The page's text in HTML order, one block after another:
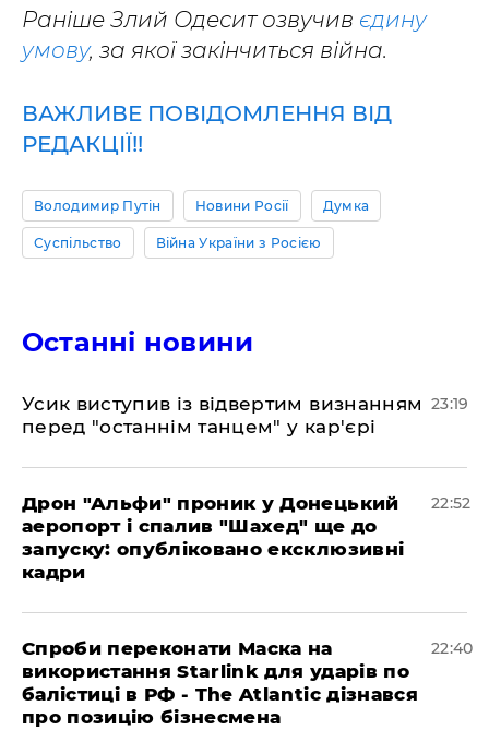
Раніше Злий Одесит озвучив єдину
умову, за якої закінчиться війна.
ВАЖЛИВЕ ПОВІДОМЛЕННЯ ВІД
РЕДАКЦІЇ!!
Володимир Путін Новини Росії Думка
Суспільство Війна України з Росією
Останні новини
​Усик виступив із відвертим визнанням
перед "останнім танцем" у кар'єрі
23:19
​Дрон "Альфи" проник у Донецький
аеропорт і спалив "Шахед" ще до
запуску: опубліковано ексклюзивні
кадри
22:52
​Спроби переконати Маска на
використання Starlink для ударів по
балістиці в РФ - The Atlantic дізнався
про позицію бізнесмена
22:40